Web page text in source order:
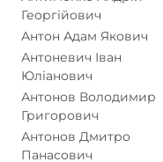
Георгійович
Антон Адам Якович
Антоневич Іван
Юліанович
Антонов Володимир
Григорович
Антонов Дмитро
Панасович